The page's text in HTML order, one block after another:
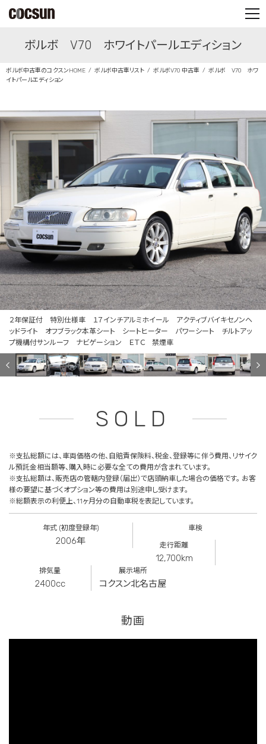
CONTACT
ボルボ V70 ホワイトパールエディション
ボルボ中古車のコクスンHOME ボルボ中古車リスト ボルボV70 中古車
ボルボ V70 ホワ
イトパールエディション
２年保証付 特別仕様車 １７インチアルミホイール アクティブバイキセノンヘ
ッドライト オフブラック本革シート シートヒーター パワーシート チルトアッ
プ機構付サンルーフ ナビゲーション ＥＴＣ 禁煙車
SOLD
※支払総額には、車両価格の他、自賠責保険料、税金、登録等に伴う費用、リサイク
ル預託金相当額等、購入時に必要な全ての費用が含まれています。
※支払総額は、販売店の管轄内登録（届出）で店頭納車した場合の価格です。 お客
様の要望に基づくオプション等の費用は別途申し受けます。
※総額表示の利便上、11ヶ月分の自動車税を表記しています。
年式 (初度登録年)
2006年
車検
走行距離
12,700km
排気量
2400cc
展示場所
コクスン北名古屋
動画